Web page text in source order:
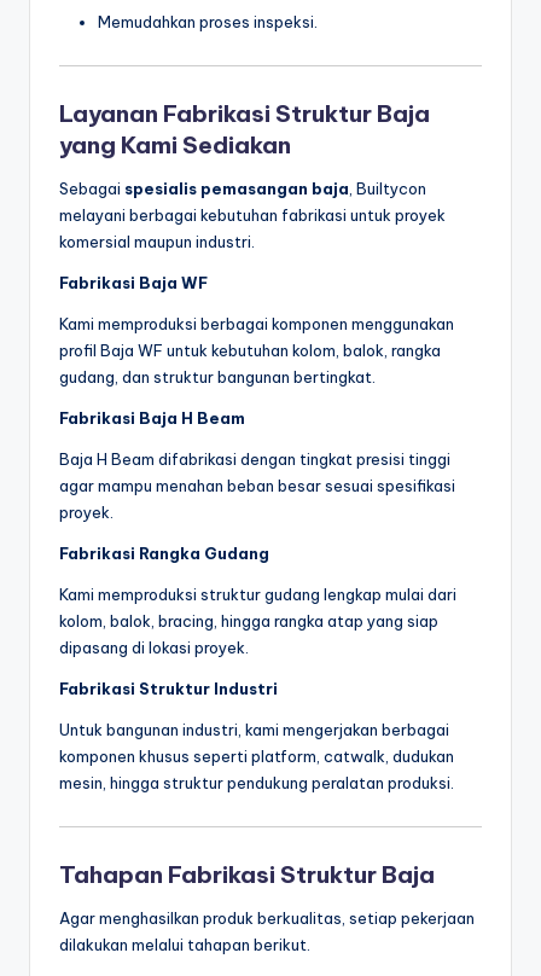
Memudahkan proses inspeksi.
Layanan Fabrikasi Struktur Baja
yang Kami Sediakan
Sebagai spesialis pemasangan baja , Builtycon
melayani berbagai kebutuhan fabrikasi untuk proyek
komersial maupun industri.
Fabrikasi Baja WF
Kami memproduksi berbagai komponen menggunakan
profil Baja WF untuk kebutuhan kolom, balok, rangka
gudang, dan struktur bangunan bertingkat.
Fabrikasi Baja H Beam
Baja H Beam difabrikasi dengan tingkat presisi tinggi
agar mampu menahan beban besar sesuai spesifikasi
proyek.
Fabrikasi Rangka Gudang
Kami memproduksi struktur gudang lengkap mulai dari
kolom, balok, bracing, hingga rangka atap yang siap
dipasang di lokasi proyek.
Fabrikasi Struktur Industri
Untuk bangunan industri, kami mengerjakan berbagai
komponen khusus seperti platform, catwalk, dudukan
mesin, hingga struktur pendukung peralatan produksi.
Tahapan Fabrikasi Struktur Baja
Agar menghasilkan produk berkualitas, setiap pekerjaan
dilakukan melalui tahapan berikut.